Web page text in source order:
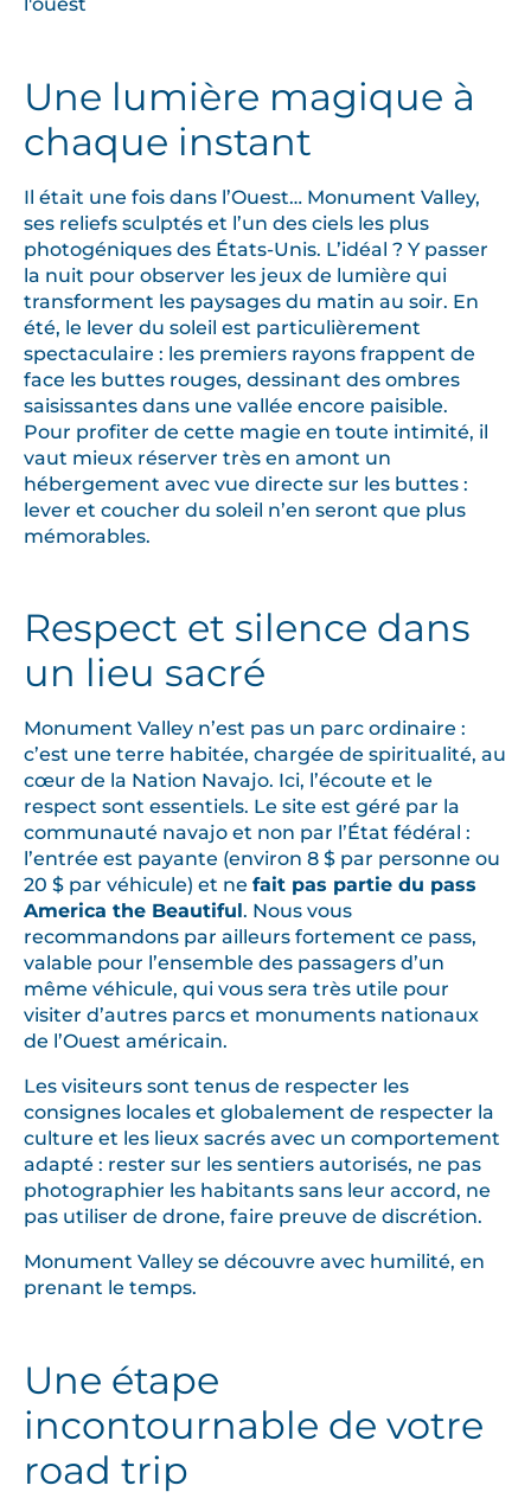
Une lumière magique à
chaque instant
Il était une fois dans l’Ouest… Monument Valley,
ses reliefs sculptés et l’un des ciels les plus
photogéniques des États-Unis. L’idéal ? Y passer
la nuit pour observer les jeux de lumière qui
transforment les paysages du matin au soir. En
été, le lever du soleil est particulièrement
spectaculaire : les premiers rayons frappent de
face les buttes rouges, dessinant des ombres
saisissantes dans une vallée encore paisible.
Pour profiter de cette magie en toute intimité, il
vaut mieux réserver très en amont un
hébergement avec vue directe sur les buttes :
lever et coucher du soleil n’en seront que plus
mémorables.
Respect et silence dans
un lieu sacré
Monument Valley n’est pas un parc ordinaire :
c’est une terre habitée, chargée de spiritualité, au
cœur de la Nation Navajo. Ici, l’écoute et le
respect sont essentiels. Le site est géré par la
communauté navajo et non par l’État fédéral :
l’entrée est payante (environ 8 $ par personne ou
20 $ par véhicule) et ne fait pas partie du pass
America the Beautiful. Nous vous
recommandons par ailleurs fortement ce pass,
valable pour l’ensemble des passagers d’un
même véhicule, qui vous sera très utile pour
visiter d’autres parcs et monuments nationaux
de l’Ouest américain.
Les visiteurs sont tenus de respecter les
consignes locales et globalement de respecter la
culture et les lieux sacrés avec un comportement
adapté : rester sur les sentiers autorisés, ne pas
photographier les habitants sans leur accord, ne
pas utiliser de drone, faire preuve de discrétion.
Monument Valley se découvre avec humilité, en
prenant le temps.
Une étape
incontournable de votre
road trip